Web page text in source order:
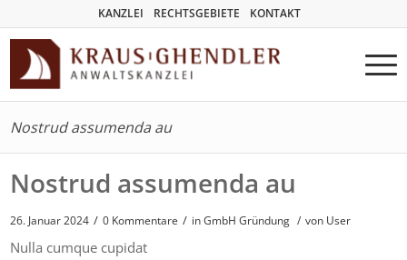
KANZLEI RECHTSGEBIETE KONTAKT
Nostrud assumenda au
Nostrud assumenda au
26. Januar 2024 / 0 Kommentare / inGmbH Gründung / von User
Nulla cumque cupidat